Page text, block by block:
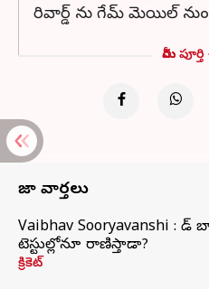
రివార్డ్ ను గేమ్ మెయిల్
మీరు
తాజా వార్తలు
Vaibhav Sooryavanshi :
టెస్టుల్లోనూ రాణిస్తాడా?
క్రికెట్